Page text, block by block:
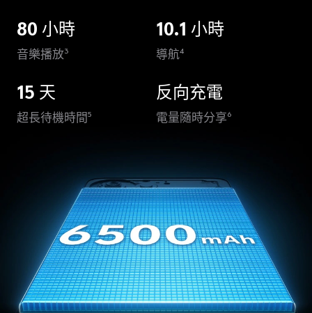
80 小時
音樂播放3
10.1 小時
導航4
15 天
超長待機時間5
反向充電
電量隨時分享6